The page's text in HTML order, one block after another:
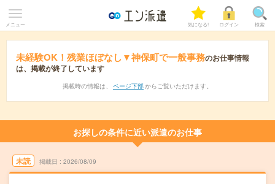
メニュー 気になる! ログイン 検索
未経験OK！残業ほぼなし▼神保町で一般事務のお仕事情報
は、掲載が終了しています
掲載時の情報は、 ページ下部 からご覧いただけます。
お探しの条件に近い派遣のお仕事
未読 掲載日 2026/08/09